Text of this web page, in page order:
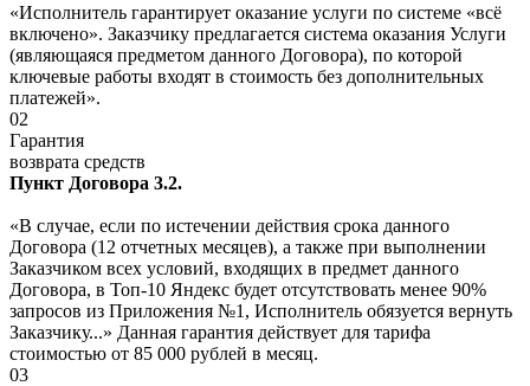
«Исполнитель гарантирует оказание услуги по системе «всё
включено». Заказчику предлагается система оказания Услуги
(являющаяся предметом данного Договора), по которой
ключевые работы входят в стоимость без дополнительных
платежей».
02
Гарантия
возврата средств
Пункт Договора 3.2.
«В случае, если по истечении действия срока данного
Договора (12 отчетных месяцев), а также при выполнении
Заказчиком всех условий, входящих в предмет данного
Договора, в Топ-10 Яндекс будет отсутствовать менее 90%
запросов из Приложения №1, Исполнитель обязуется вернуть
Заказчику...» Данная гарантия действует для тарифа
стоимостью от 85 000 рублей в месяц.
03